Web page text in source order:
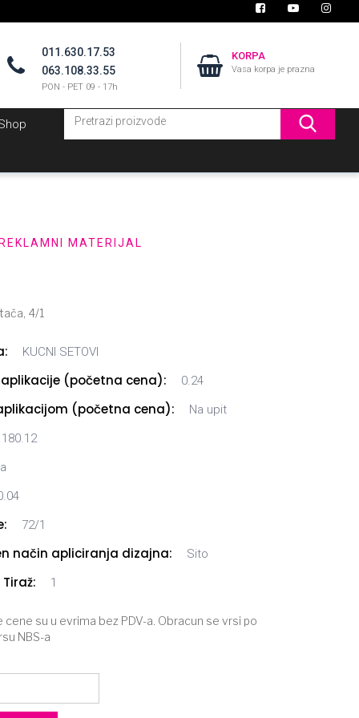
KORPA
Vasa korpa je prazna
011.630.17.53
063.108.33.55
PON - PET 09 - 17h
MATERIJAL
4/1
KUCNI SETOVI
(početna cena): 0.24
(početna cena):
Na upit
72/1
način apliciranja dizajna: Sito
1
su u evrima bez PDV-a. Obracun se vrsi po
NBS-a